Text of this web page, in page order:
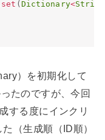
set ( Dictionary<String
）を初期化して
たのですが、今回
する度にインクリ
（生成順（ID順）